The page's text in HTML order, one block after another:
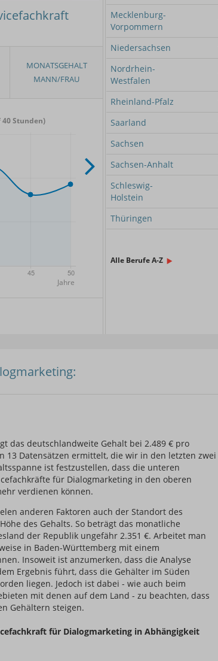
Mecklenburg-
Vorpommern
Niedersachsen
Nordrhein-
Westfalen
Rheinland-Pfalz
Saarland
Sachsen
Sachsen-Anhalt
Schleswig-
Holstein
Thüringen
Alle Berufe A-Z
Stunden)
das deutschlandweite Gehalt bei 2.489 € pro
13 Datensätzen ermittelt, die wir in den letzten zwei
ist festzustellen, dass die unteren
für Dialogmarketing in den oberen
verdienen können.
anderen Faktoren auch der Standort des
des Gehalts. So beträgt das monatliche
der Republik ungefähr 2.351 €. Arbeitet man
in Baden-Württemberg mit einem
Insoweit ist anzumerken, dass die Analyse
Ergebnis führt, dass die Gehälter im Süden
liegen. Jedoch ist dabei - wie auch beim
mit denen auf dem Land - zu beachten, dass
Gehältern steigen.
für Dialogmarketing in Abhängigkeit